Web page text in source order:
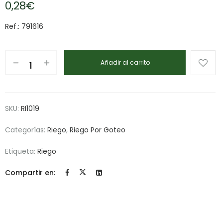
0,28€
Ref.: 791616
Añadir al carrito
SKU: RI1019
Categorías: Riego, Riego Por Goteo
Etiqueta: Riego
Compartir en: